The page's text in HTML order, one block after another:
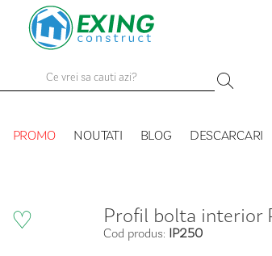
PROMO NOUTATI BLOG DESCARCARI
♡ Profil bolta interior
Cod produs: IP250